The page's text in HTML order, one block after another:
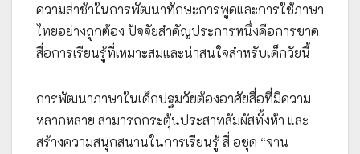
ความล่าช้าในการพัฒนาทักษะการพูดและการใช้ภาษา
ไทยอย่างถูกต้อง ปัจจัยสำคัญประการหนึ่งคือการขาด
สื่อการเรียนรู้ที่เหมาะสมและน่าสนใจสำหรับเด็กวัยนี้
การพัฒนาภาษาในเด็กปฐมวัยต้องอาศัยสื่อที่มีความ
หลากหลาย สามารถกระตุ้นประสาทสัมผัสทั้งห้า และ
สร้างความสนุกสนานในการเรียนรู้ สื่ อชุด “จาน